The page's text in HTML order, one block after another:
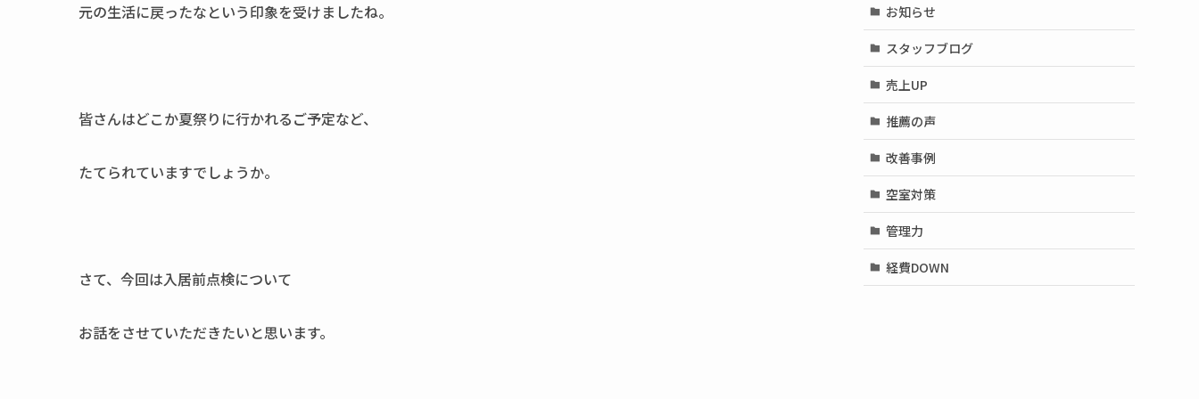
元の生活に戻ったなという印象を受けましたね。
皆さんはどこか夏祭りに行かれるご予定など、
たてられていますでしょうか。
さて、今回は入居前点検について
お話をさせていただきたいと思います。
お知らせ
スタッフブログ
売上UP
推薦の声
改善事例
空室対策
管理力
経費DOWN